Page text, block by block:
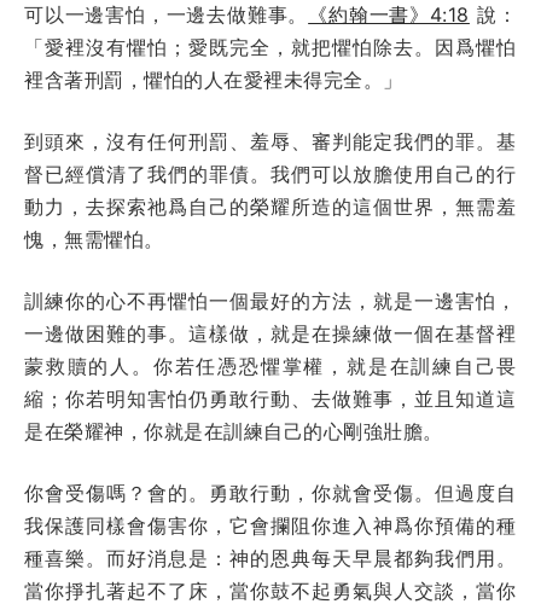
可以一邊害怕，一邊去做難事。
《約翰一書》4:18 說：
「愛裡沒有懼怕；愛既完全，就把懼怕除去。因爲懼怕
裡含著刑罰，懼怕的人在愛裡未得完全。」
到頭來，沒有任何刑罰、羞辱、審判能定我們的罪。基
督已經償清了我們的罪債。我們可以放膽使用自己的行
動力，去探索祂爲自己的榮耀所造的這個世界，無需羞
愧，無需懼怕。
訓練你的心不再懼怕一個最好的方法，就是一邊害怕，
一邊做困難的事。這樣做，就是在操練做一個在基督裡
蒙救贖的人。你若任憑恐懼掌權，就是在訓練自己畏
縮；你若明知害怕仍勇敢行動、去做難事，並且知道這
是在榮耀神，你就是在訓練自己的心剛強壯膽。
你會受傷嗎？會的。勇敢行動，你就會受傷。但過度自
我保護同樣會傷害你，它會攔阻你進入神爲你預備的種
種喜樂。而好消息是：神的恩典每天早晨都夠我們用。
當你掙扎著起不了床，當你鼓不起勇氣與人交談，當你